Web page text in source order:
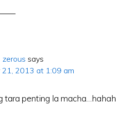
zerous says
21, 2013 at 1:09 am
tara penting la